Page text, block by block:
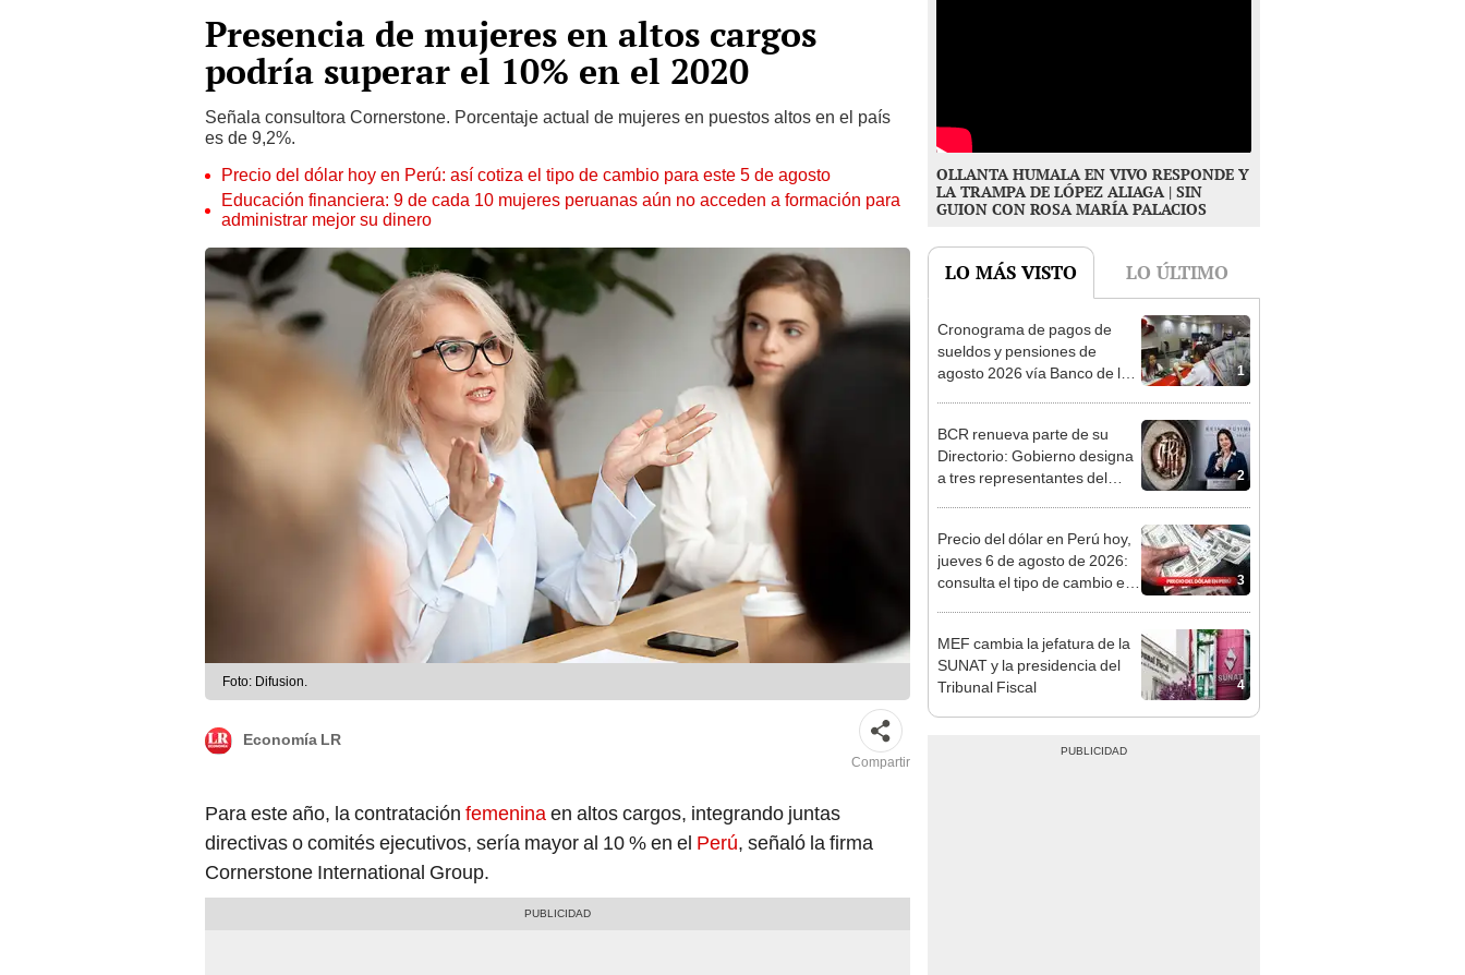
Presencia de mujeres en altos cargos
podría superar el 10% en el 2020
Señala consultora Cornerstone. Porcentaje actual de mujeres en puestos altos en el país
es de 9,2%.
Precio del dólar hoy en Perú: así cotiza el tipo de cambio para este 5 de agosto
Educación financiera: 9 de cada 10 mujeres peruanas aún no acceden a formación para
administrar mejor su dinero
Foto: Difusion.
Economía LR
Compartir
Para este año, la contratación femeninaen altos cargos, integrando juntas
directivas o comités ejecutivos, sería mayor al 10 % en el Perú, señaló la firma
Cornerstone International Group.
OLLANTA HUMALA EN VIVO RESPONDE Y
LA TRAMPA DE LÓPEZ ALIAGA | SIN
GUION CON ROSA MARÍA PALACIOS
LO MÁS VISTO LO ÚLTIMO
1
Cronograma de pagos de
sueldos y pensiones de
agosto 2026 vía Banco de la
2
BCR renueva parte de su
Directorio: Gobierno designa
a tres representantes del
3
Precio del dólar en Perú hoy,
jueves 6 de agosto de 2026:
consulta el tipo de cambio en
4
MEF cambia la jefatura de la
SUNAT y la presidencia del
Tribunal Fiscal